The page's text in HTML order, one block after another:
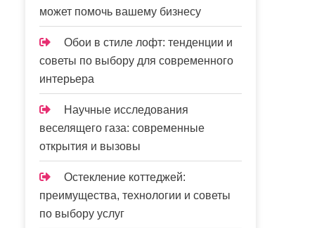
может помочь вашему бизнесу
Обои в стиле лофт: тенденции и
советы по выбору для современного
интерьера
Научные исследования
веселящего газа: современные
открытия и вызовы
Остекление коттеджей:
преимущества, технологии и советы
по выбору услуг